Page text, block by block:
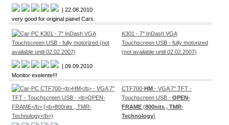
| 22.08.2010
very good for original painel Cars.
K301 - 7" InDash VGA
Touchscreen USB - fully motorized
(not available until 02.02.2007)
| 09.09.2010
Monitor exelente!!!
CTF700-HM- VGA 7" TFT -
Touchscreen USB - OPEN-
FRAME(800nits , TMR-
Technology)